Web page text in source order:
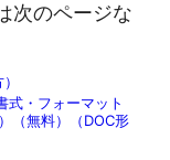
次のページな
式・フォーマット
（無料）（DOC形